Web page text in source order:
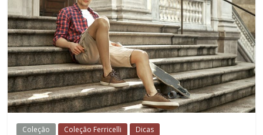
Coleção Coleção Ferricelli
Dicas